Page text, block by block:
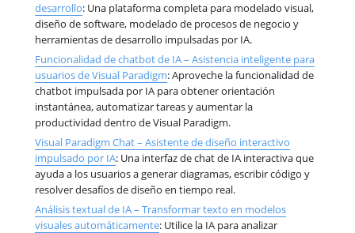
desarrollo: Una plataforma completa para modelado visual,
diseño de software, modelado de procesos de negocio y
herramientas de desarrollo impulsadas por IA.
Funcionalidad de chatbot de IA – Asistencia inteligente para
usuarios de Visual Paradigm: Aproveche la funcionalidad de
chatbot impulsada por IA para obtener orientación
instantánea, automatizar tareas y aumentar la
productividad dentro de Visual Paradigm.
Visual Paradigm Chat – Asistente de diseño interactivo
impulsado por IA: Una interfaz de chat de IA interactiva que
ayuda a los usuarios a generar diagramas, escribir código y
resolver desafíos de diseño en tiempo real.
Análisis textual de IA – Transformar texto en modelos
visuales automáticamente: Utilice la IA para analizar